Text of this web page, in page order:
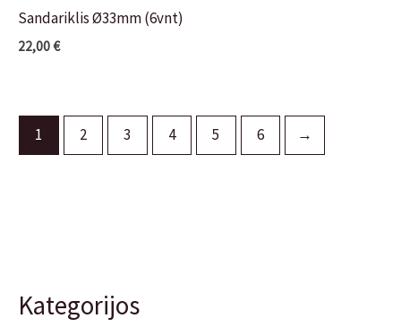
Kategorijos
Sandariklis Ø33mm (6vnt)
22,00€
1 2 3 4 5 6 →